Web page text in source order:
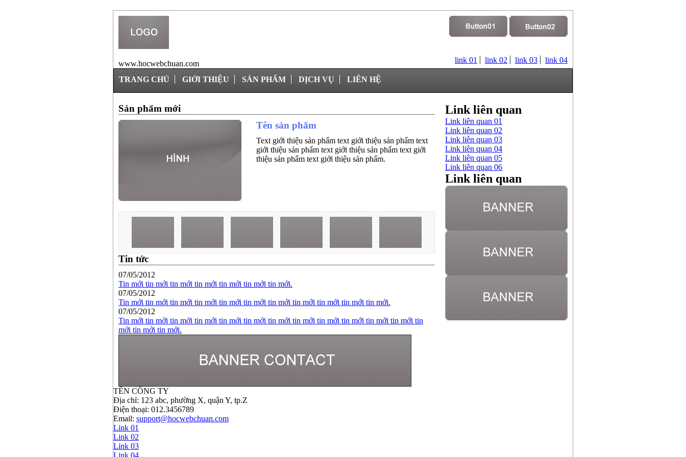
www.hocwebchuan.com link 01 link 02 link 03 link 04
TRANG CHỦ GIỚI THIỆU SẢN PHẨM DỊCH VỤ LIÊN HỆ
Sản phẩm mới
Tên sản phẩm
Text giới thiệu sản phẩm text giới thiệu sản phẩm text
giới thiệu sản phẩm text giới thiệu sản phẩm text giới
thiệu sản phẩm text giới thiệu sản phẩm.
Tin tức
07/05/2012
Tin mới tin mới tin mới tin mới tin mới tin mới tin mới.
07/05/2012
Tin mới tin mới tin mới tin mới tin mới tin mới tin mới tin mới tin mới tin mới tin mới.
07/05/2012
Tin mới tin mới tin mới tin mới tin mới tin mới tin mới tin mới tin mới tin mới tin mới tin mới tin
mới tin mới tin mới.
Link liên quan
Link liên quan 01
Link liên quan 02
Link liên quan 03
Link liên quan 04
Link liên quan 05
Link liên quan 06
Link liên quan
TÊN CÔNG TY
Địa chỉ: 123 abc, phường X, quận Y, tp.Z
Điện thoại: 012.3456789
Email: support@hocwebchuan.com
Link 01
Link 02
Link 03
Link 04